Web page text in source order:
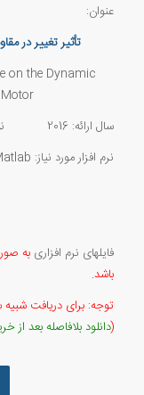
عنوان:
تأثیر تغییر در
on the Dynamic
سال ارائه: 2016 نوع مقاله: IEEE گزارش : دارد
نرم افزار مورد نیاز: Matlab
فایلهای نرم افزاری
باشد.
توجه: برای دریافت
(دانلود بلافاصله بعد از